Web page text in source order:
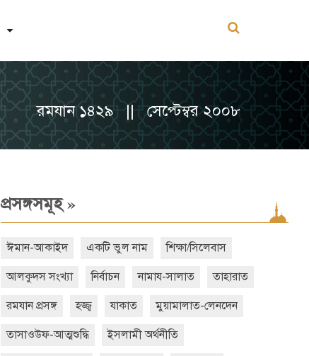
রমযান ১৪২৯ || সেপ্টেম্বর ২০০৮
প্রসঙ্গসমূহ»
ঈমান-আকাইদ একটি ভুল নাম শিক্ষা/সিলেবাস
আলকুদস সংখ্যা নির্বাচন নামায-সালাত তাহারাত
রমযান প্রসঙ্গ হজ্জ্ব যাকাত মুয়ামালাত-লেনদেন
তাসাওউফ-আত্মশুদ্ধি ইসলামী অর্থনীতি